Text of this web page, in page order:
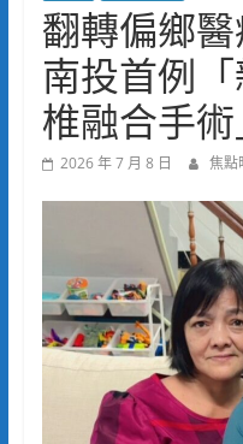
翻轉偏鄉
南投首例
椎融合手術
2026 年 7 月 8 日 焦點